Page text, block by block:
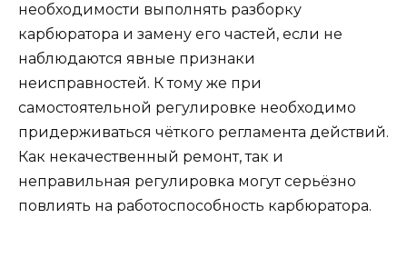
необходимости выполнять разборку
карбюратора и замену его частей, если не
наблюдаются явные признаки
неисправностей. К тому же при
самостоятельной регулировке необходимо
придерживаться чёткого регламента действий.
Как некачественный ремонт, так и
неправильная регулировка могут серьёзно
повлиять на работоспособность карбюратора.